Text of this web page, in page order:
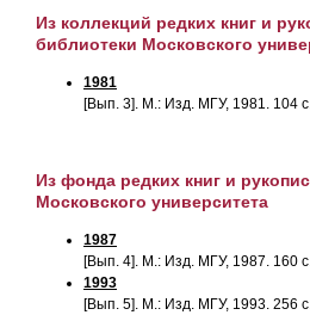
Из коллекций редких книг и
библиотеки Московского
1981
[Вып. 3]. М.: Изд. МГУ, 1981. 104
Из фонда редких книг и
Московского университета
1987
[Вып. 4]. М.: Изд. МГУ, 1987. 160
1993
[Вып. 5]. М.: Изд. МГУ, 1993. 256